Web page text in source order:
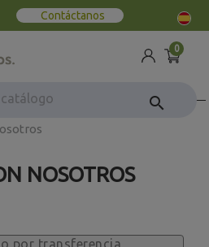
Contáctanos
0
search
NOSOTROS